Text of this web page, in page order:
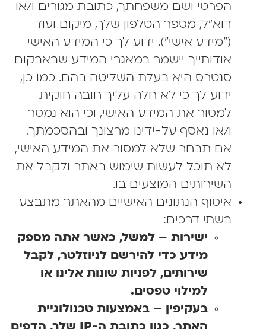
הפרטי ושם משפחתך, כתובת מגורים ו/או
דוא"ל, מספר הטלפון שלך, מיקום ועוד
("מידע אישי"). ידוע לך כי המידע האישי
אודותייך יישמר במאגרי המידע שבאבקום
סנטרס היא בעלת השליטה בהם. כמו כן,
ידוע לך כי לא חלה עליך חובה חוקית
למסור את המידע האישי, וכי הוא נמסר
ו/או נאסף על-ידינו מרצונך ובהסכמתך.
אם תבחר שלא למסור את המידע האישי,
לא תוכל לעשות שימוש באתר ולקבל את
השירותים המוצעים בו.
איסוף הנתונים האישיים מהאתר מתבצע
בשתי דרכים:
ישירות – למשל, כאשר אתה מספק
מידע כדי להירשם לניוזלטר, לקבל
שירותים, לפניות שונות אלינו או
למילוי טפסים.
בעקיפין – באמצעות טכנולוגיית